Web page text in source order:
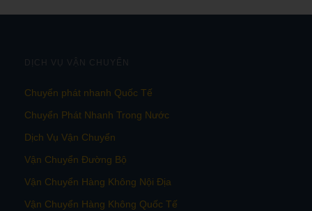
DỊCH VỤ VẬN CHUYỂN
Chuyển phát nhanh Quốc Tế
Chuyển Phát Nhanh Trong Nước
Dịch Vụ Vận Chuyển
Vận Chuyển Đường Bộ
Vận Chuyển Hàng Không Nội Địa
Vận Chuyển Hàng Không Quốc Tế